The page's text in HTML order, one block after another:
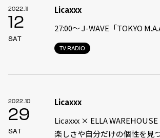
2022.11
12
SAT
TV.RADIO
Licaxxx
27:00〜 J-WAVE「TOKYO
2022.10
29
SAT
Licaxxx
Licaxxx × ELLA
楽しさや自分だけの個性を見